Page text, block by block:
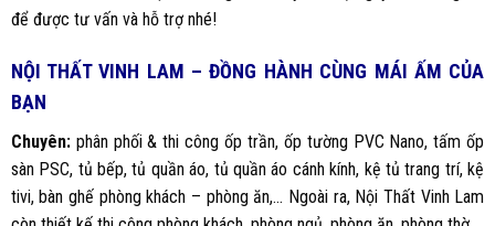
để được tư vấn và hỗ trợ nhé!
NỘI THẤT VINH LAM – ĐỒNG HÀNH CÙNG MÁI ẤM CỦA
BẠN
Chuyên:phân phối & thi công ốp trần, ốp tường PVC Nano, tấm ốp
sàn PSC, tủ bếp, tủ quần áo, tủ quần áo cánh kính, kệ tủ trang trí, kệ
tivi, bàn ghế phòng khách – phòng ăn,… Ngoài ra, Nội Thất Vinh Lam